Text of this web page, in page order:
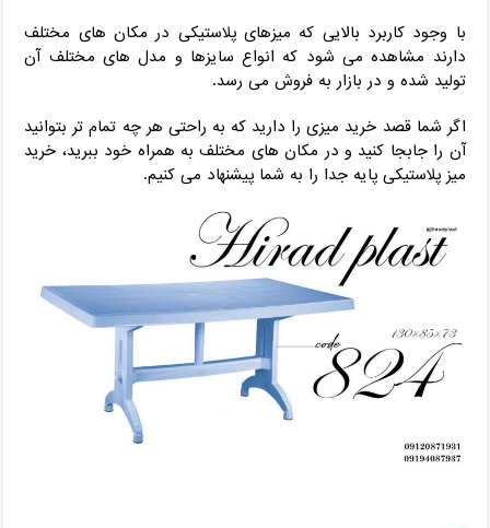
با وجود کاربرد بالایی که میزهای پلاستیکی در مکان های مختلف
دارند مشاهده می شود که انواع سایزها و مدل های مختلف آن
تولید شده و در بازار به فروش می رسد.
اگر شما قصد خرید میزی را دارید که به راحتی هر چه تمام تر بتوانید
آن را جابجا کنید و در مکان های مختلف به همراه خود ببرید، خرید
میز پلاستیکی پایه جدا را به شما پیشنهاد می کنیم.